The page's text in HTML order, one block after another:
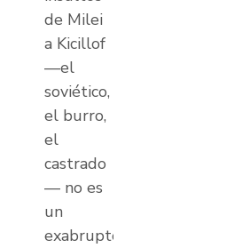
de Milei
a Kicillof
—el
soviético,
el burro,
el
castrado
— no es
un
exabrupto